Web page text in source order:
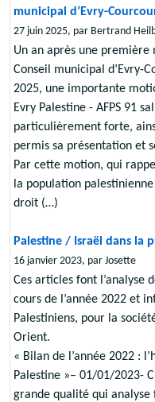
municipal d’Evry-
27 juin 2025, par Bertrand
Un an après une
Conseil municipal d’Evry-
2025, une importante
Evry Palestine - AFPS 91
particulièrement forte,
permis sa présentation et
Par cette motion, qui
la population
droit (…)
Palestine / Israël dans la
16 janvier 2023, par Josette
Ces articles font l’analyse
cours de l’année 2022 et
Palestiniens, pour la
Orient.
« Bilan de l’année 2022 :
Palestine »– 01/01/2023-
grande qualité qui analyse